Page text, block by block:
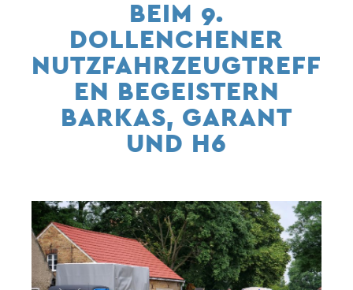
BEIM 9.
DOLLENCHENER
NUTZFAHRZEUGTREFF
EN BEGEISTERN
BARKAS, GARANT
UND H6